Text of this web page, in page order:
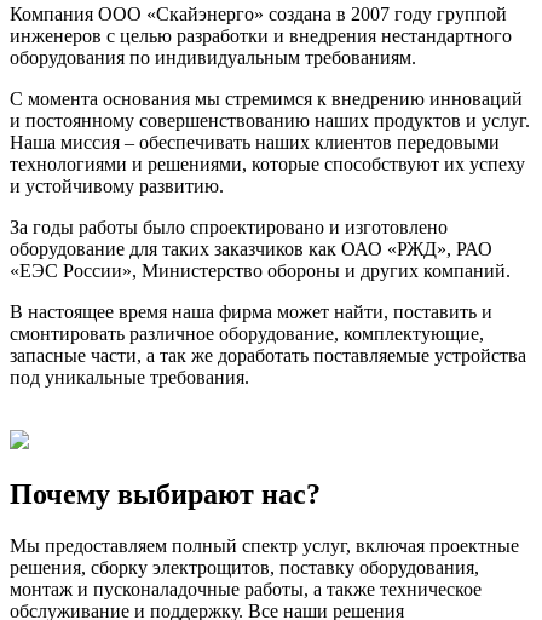
Компания ООО «Скайэнерго» создана в 2007 году группой
инженеров с целью разработки и внедрения нестандартного
оборудования по индивидуальным требованиям.
С момента основания мы стремимся к внедрению инноваций
и постоянному совершенствованию наших продуктов и услуг.
Наша миссия – обеспечивать наших клиентов передовыми
технологиями и решениями, которые способствуют их успеху
и устойчивому развитию.
За годы работы было спроектировано и изготовлено
оборудование для таких заказчиков как ОАО «РЖД», РАО
«ЕЭС России», Министерство обороны и других компаний.
В настоящее время наша фирма может найти, поставить и
смонтировать различное оборудование, комплектующие,
запасные части, а так же доработать поставляемые устройства
под уникальные требования.
Почему выбирают нас?
Мы предоставляем полный спектр услуг, включая проектные
решения, сборку электрощитов, поставку оборудования,
монтаж и пусконаладочные работы, а также техническое
обслуживание и поддержку. Все наши решения